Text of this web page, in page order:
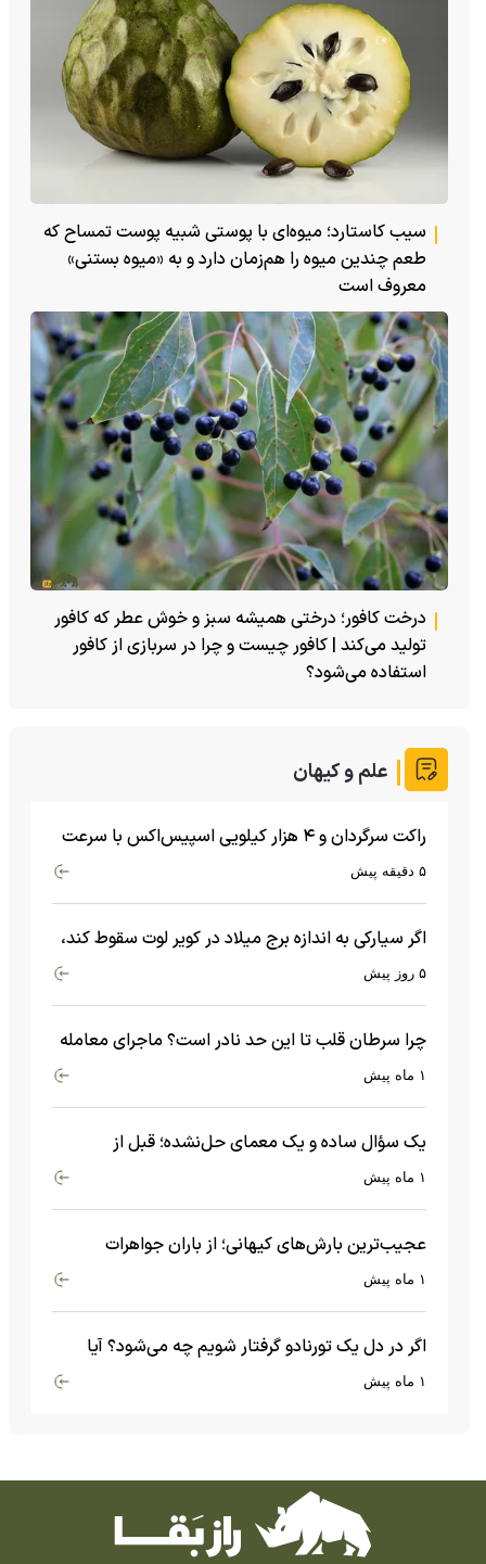
سیب کاستارد؛ میوه‌ای با پوستی شبیه پوست تمساح که
طعم چندین میوه را هم‌زمان دارد و به «میوه بستنی»
معروف است
درخت کافور؛ درختی همیشه سبز و خوش عطر که کافور
تولید می‌کند | کافور چیست و چرا در سربازی از کافور
استفاده می‌شود؟
علم و کیهان
راکت سرگردان و ۴ هزار کیلویی اسپیس‌اکس با سرعت
هشت هزار و ۶۹۰ کیلومتر در ساعت به ماه برخورد کرد
۵ دقیقه پیش
اگر سیارکی به اندازه برج میلاد در کویر لوت سقوط کند،
چه اتفاقی می‌افتد؟
۵ روز پیش
چرا سرطان قلب تا این حد نادر است؟ ماجرای معامله
عجیبی که در بدن اتفاق می‌افتد!۱ ماه پیش
یک سؤال ساده و یک معمای حل‌نشده؛ قبل از
بیگ‌بنگ و آغاز جهان چه چیزی وجود داشت؟۱ ماه پیش
عجیب‌ترین بارش‌های کیهانی؛ از باران جواهرات
گران‌قیمت تا بارش آهن و شیشه۱ ماه پیش
اگر در دل یک تورنادو گرفتار شویم چه می‌شود؟ آیا
امکان زنده ماندن وجود دارد؟۱ ماه پیش